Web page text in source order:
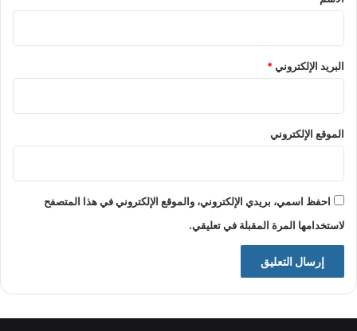
البريد الإلكتروني*
الموقع الإلكتروني
احفظ اسمي، بريدي الإلكتروني، والموقع الإلكتروني في هذا المتصفح
لاستخدامها المرة المقبلة في تعليقي.